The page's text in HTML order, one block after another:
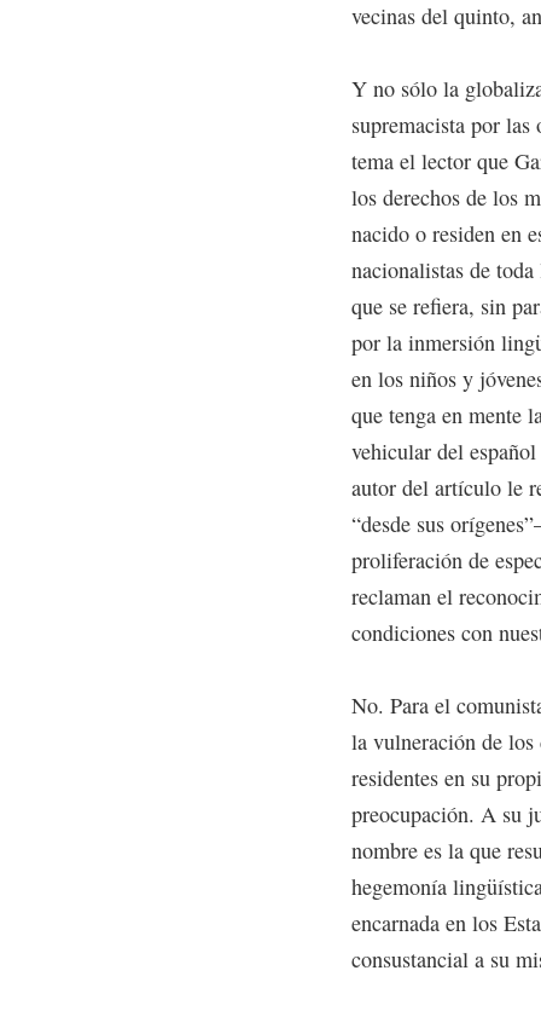
vecinas del quinto,
Y no sólo la
supremacista por las
tema el lector que
los derechos de los
nacido o residen en
nacionalistas de
que se refiera, sin
por la inmersión
en los niños y
que tenga en mente
vehicular del
autor del artículo le
“desde sus
proliferación de
reclaman el
condiciones con
No. Para el
la vulneración de los
residentes en su
preocupación. A su
nombre es la que
hegemonía
encarnada en los
consustancial a su